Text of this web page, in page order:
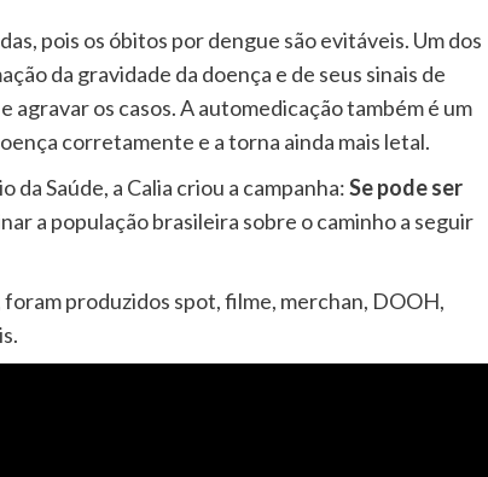
pois os óbitos por dengue são evitáveis. Um dos
da gravidade da doença e de seus sinais de
os casos. A automedicação também é um
corretamente e a torna ainda mais letal.
Saúde, a Calia criou a campanha:Se pode ser
a população brasileira sobre o caminho a seguir
foram produzidos spot, filme, merchan, DOOH,